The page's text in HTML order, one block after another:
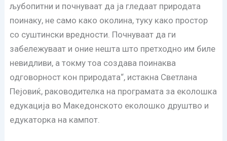
љубопитни и почнуваат да ја гледаат природата
поинаку, не само како околина, туку како простор
со суштински вредности. Почнуваат да ги
забележуваат и оние нешта што претходно им биле
невидливи, а токму тоа создава поинаква
одговорност кон природата“, истакна Светлана
Пејовиќ, раководителка на програмата за еколошка
едукација во Македонското еколошко друштво и
едукаторка на кампот.